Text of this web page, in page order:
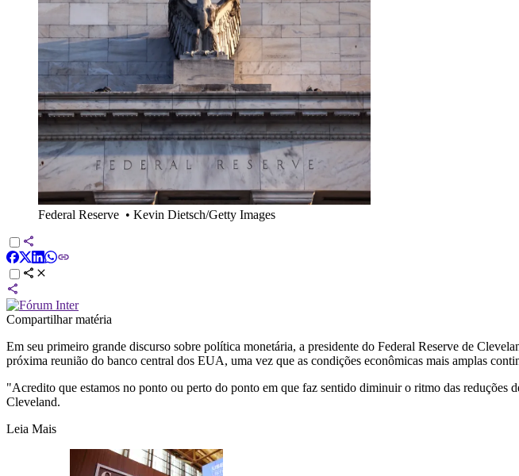
Federal Reserve • Kevin Dietsch/Getty Images
Compartilhar matéria
Em seu primeiro grande discurso sobre política monetária, a presidente do Federal Reserve de
próxima reunião do banco central dos EUA, uma vez que as condições econômicas mais amplas
"Acredito que estamos no ponto ou perto do ponto em que faz sentido diminuir o ritmo das
Cleveland.
Leia Mais